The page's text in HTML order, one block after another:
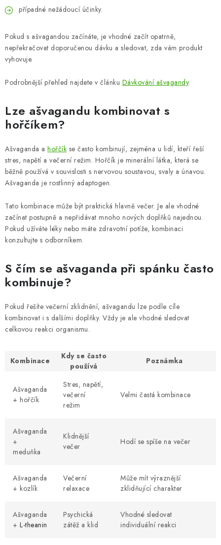
případné nežádoucí účinky.
Pokud s ašvagandou začínáte, je vhodné začít opatrně,
nepřekračovat doporučenou dávku a sledovat, zda vám produkt
vyhovuje.
Podrobnější přehled najdete v článku Dávkování ašvagandy.
Lze ašvagandu kombinovat s
hořčíkem?
Ašvaganda a hořčík se často kombinují, zejména u lidí, kteří řeší
stres, napětí a večerní režim. Hořčík je minerální látka, která se
běžně používá v souvislosti s nervovou soustavou, svaly a únavou.
Ašvaganda je rostlinný adaptogen.
Tato kombinace může být praktická hlavně večer. Je ale vhodné
začínat postupně a nepřidávat mnoho nových doplňků najednou.
Pokud užíváte léky nebo máte zdravotní potíže, kombinaci
konzultujte s odborníkem.
S čím se ašvaganda při spánku často
kombinuje?
Pokud řešíte večerní zklidnění, ašvagandu lze podle cíle
kombinovat i s dalšími doplňky. Vždy je ale vhodné sledovat
celkovou reakci organismu.
Kombinace
Kdy se často
používá
Poznámka
Ašvaganda
+ hořčík
Stres, napětí,
večerní
režim
Velmi častá kombinace
Ašvaganda
+
meduňka
Klidnější
večer
Hodí se spíše na večer
Ašvaganda
+ kozlík
Večerní
relaxace
Může mít výraznější
zklidňující charakter
Ašvaganda
+ L-theanin
Psychická
zátěž a klid
Vhodné sledovat
individuální reakci